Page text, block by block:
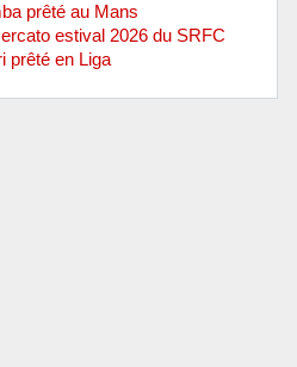
prêté au Mans
estival 2026 du SRFC
prêté en Liga